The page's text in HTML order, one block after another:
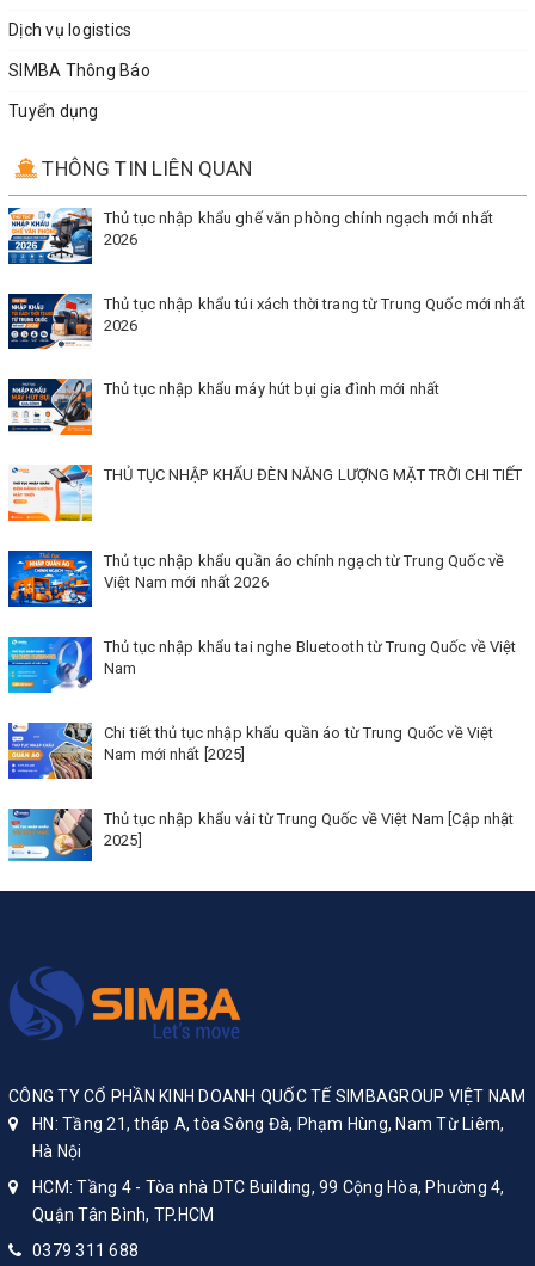
Dịch vụ logistics
SIMBA Thông Báo
Tuyển dụng
THÔNG TIN LIÊN QUAN
Thủ tục nhập khẩu ghế văn phòng chính ngạch mới nhất
2026
Thủ tục nhập khẩu túi xách thời trang từ Trung Quốc mới nhất
2026
Thủ tục nhập khẩu máy hút bụi gia đình mới nhất
THỦ TỤC NHẬP KHẨU ĐÈN NĂNG LƯỢNG MẶT TRỜI CHI TIẾT
Thủ tục nhập khẩu quần áo chính ngạch từ Trung Quốc về
Việt Nam mới nhất 2026
Thủ tục nhập khẩu tai nghe Bluetooth từ Trung Quốc về Việt
Nam
Chi tiết thủ tục nhập khẩu quần áo từ Trung Quốc về Việt
Nam mới nhất [2025]
Thủ tục nhập khẩu vải từ Trung Quốc về Việt Nam [Cập nhật
2025]
CÔNG TY CỔ PHẦN KINH DOANH QUỐC TẾ SIMBAGROUP VIỆT NAM
HN: Tầng 21, tháp A, tòa Sông Đà, Phạm Hùng, Nam Từ Liêm,
Hà Nội
HCM: Tầng 4 - Tòa nhà DTC Building, 99 Cộng Hòa, Phường 4,
Quận Tân Bình, TP.HCM
0379 311 688